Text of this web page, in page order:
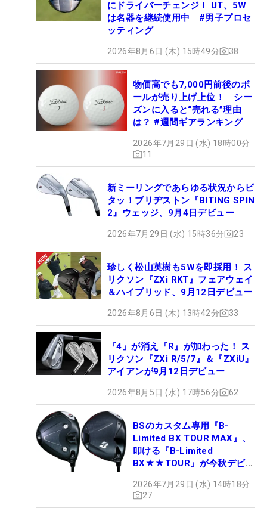
にドライバーチェンジ！ UT、5W
は名器を継続使用中 #男子プロセ
ッティング
2026年8月6日 (木) 15時49分 38
物価高でも7,000円前後のボ
ールが売り上げ上位！ シー
ズンに入ると“売れる”理由
は？ #週間ギアランキング
2026年7月29日 (水) 18時00分
11
新ミーリングであらゆる状況からピ
タッ！ブリヂストン『BITING SPIN
2』ウェッジ、9月4日デビュー
2026年7月29日 (水) 15時36分 23
珍しく松山英樹も5Wを即採用！ ス
リクソン『ZXi RKT』フェアウェイ
＆ハイブリッド、9月12日デビュー
2026年8月6日 (木) 13時42分 33
『4』が消え『R』が加わった！ ス
リクソン『ZXi R/5/7』＆『ZXiU』
アイアンが9月12日デビュー
2026年8月5日 (水) 17時56分 62
BSのカスタム専用『B-
Limited BX TOUR MAX』、
叩ける『B-Limited
BX★★TOUR』が今秋デビュ
2026年7月29日 (水) 14時18分
27